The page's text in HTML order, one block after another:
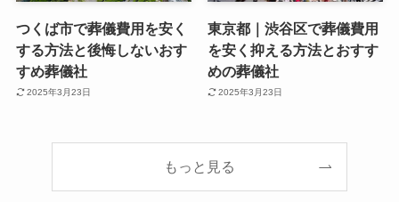
つくば市で葬儀費用を安く
する方法と後悔しないおす
すめ葬儀社
2025年3月23日
東京都｜渋谷区で葬儀費用
を安く抑える方法とおすす
めの葬儀社
2025年3月23日
もっと見る